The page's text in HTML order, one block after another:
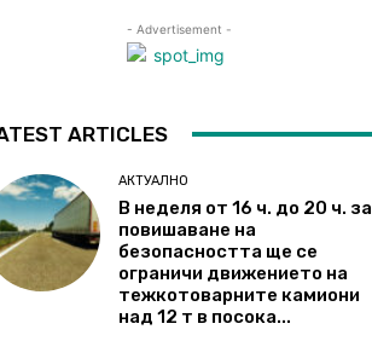
- Advertisement -
ARTICLES
АКТУАЛНО
В неделя от 16 ч. до 20 ч. за
повишаване на
безопасността ще се
ограничи движението на
тежкотоварните камиони
над 12 т в посока...